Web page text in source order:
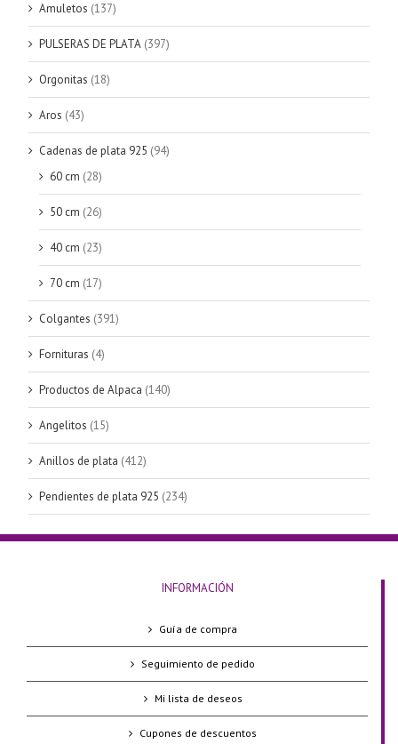
Amuletos (137)
PULSERAS DE PLATA (397)
Orgonitas (18)
Aros (43)
Cadenas de plata 925 (94)
60 cm (28)
50 cm (26)
40 cm (23)
70 cm (17)
Colgantes (391)
Fornituras (4)
Productos de Alpaca (140)
Angelitos (15)
Anillos de plata (412)
Pendientes de plata 925 (234)
INFORMACIÓN
Guía de compra
Seguimiento de pedido
Mi lista de deseos
Cupones de descuentos